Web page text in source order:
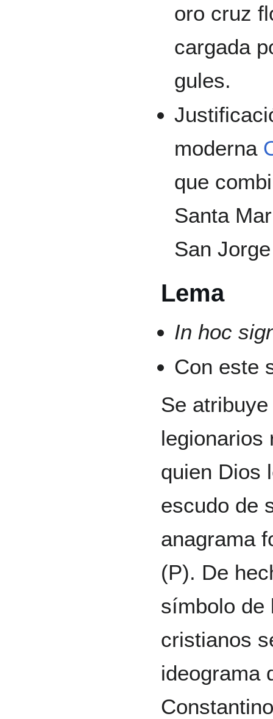
oro cruz
cargada
gules.
moderna
que
Santa
San
Lema
In hoc
Con este
Se
legionarios
quien Dios
escudo de
anagrama
(P). De
símbolo de
cristianos
ideograma